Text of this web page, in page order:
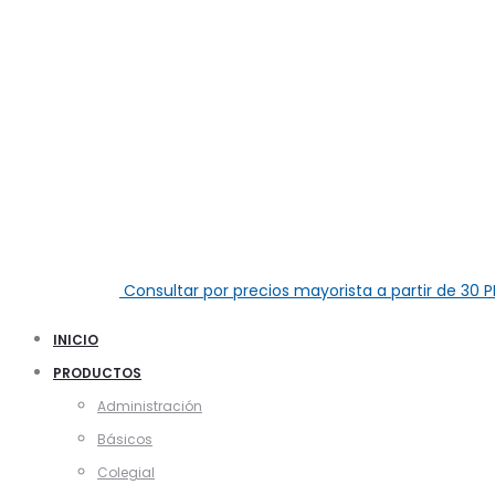
Consultar por precios mayorista a partir de 30
INICIO
PRODUCTOS
Administración
Básicos
Colegial